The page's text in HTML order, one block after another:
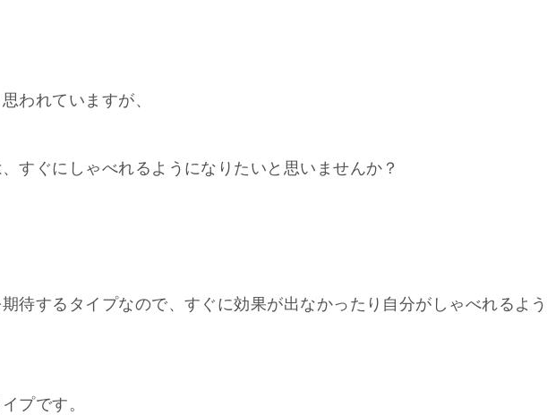
われていますが、
すぐにしゃべれるようになりたいと思いませんか？
待するタイプなので、すぐに効果が出なかったり自分がしゃべれるよう
プです。